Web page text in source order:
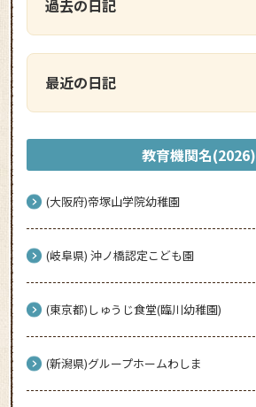
過去の日記
最近の日記
教育機関名(2026)
(大阪府)帝塚山学院幼稚園
(岐阜県) 沖ノ橋認定こども園
(東京都)しゅうじ食堂(臨川幼稚園)
(新潟県)グループホームわしま